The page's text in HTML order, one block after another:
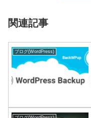
関連記事
ブログ(WordPress)